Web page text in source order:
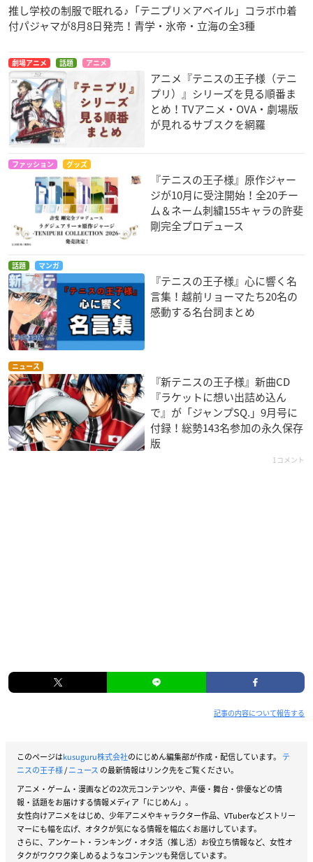
推し学校の制服で眠れる♪「テニプリ×アベイル」コラボ巾着
付パジャマが8月8日発売！青学・氷帝・立海の全3種
劇場アニメ 話題 アニメ
アニメ『テニスの王子様（テニ
プリ）』シリーズを見る順番ま
とめ！TVアニメ・OVA・劇場版
が見れるサブスクを網羅
ファッション グッズ
『テニスの王子様』原作ジャー
ジが10月に受注開始！全20チー
ム＆ネーム刺繍155キャラの許斐
剛完全プロデュース
話題 マンガ
『テニスの王子様』心に響く名
言集！越前リョーマたち20名の
感動する名台詞まとめ
ニュース
『新テニスの王子様』新曲CD
『ラケットに想い出詰め込ん
で』が「ジャンプSQ.」9月号に
付録！総勢143名参加の永久保存
版
1コメント
記事の内容について報告する
このページはkusuguru株式会社のにじめん編集部が作成・配信しています。 テ
ニスの王子様/ニュース の最新情報はリンク先をご覧ください。
アニメ・ゲーム・漫画などの2次元コンテンツや、声優・舞台・俳優などの情
報・話題をお届けする情報メディア「にじめん」。
女性向けアニメをはじめ、少年アニメやキャラクター作品、VTuberなどストリー
マーにも幅を広げ、オタクが気になる情報を幅広くお届けしています。
さらに、アンケート・ランキング・オタ活（推し活）お役立ち情報など、女性オ
タクがワクワク楽しめるようなコンテンツも発信しています。